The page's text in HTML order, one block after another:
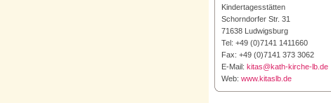
Kindertagesstätten
Schorndorfer Str. 31
71638 Ludwigsburg
Tel: +49 (0)7141 1411660
Fax: +49 (0)7141 373 3062
E-Mail: kitas@kath-kirche-lb.de
Web: www.kitaslb.de